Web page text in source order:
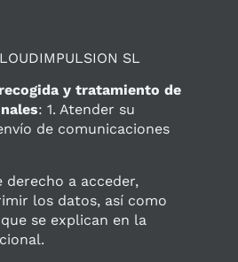
SL
y tratamiento de
: 1. Atender su
de comunicaciones
derecho a acceder,
los datos, así como
se explican en la